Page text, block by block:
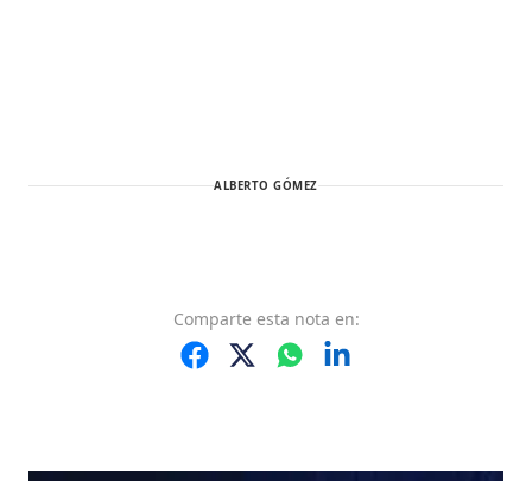
ALBERTO GÓMEZ
Comparte esta nota en: